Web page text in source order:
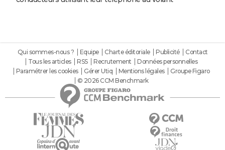
Qui sommes-nous ? Equipe Charte éditoriale Publicité
Contact
Tous les articles
RSS Recrutement
Données personnelles
Paramétrer les cookies
Gérer Utiq Mentions légales
Groupe Figaro
© 2026 CCM Benchmark